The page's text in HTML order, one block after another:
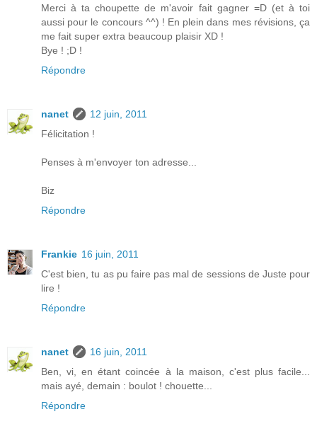
Merci à ta choupette de m'avoir fait gagner =D (et à toi
aussi pour le concours ^^) ! En plein dans mes révisions, ça
me fait super extra beaucoup plaisir XD !
Bye ! ;D !
Répondre
nanet
12 juin, 2011
Félicitation !
Penses à m'envoyer ton adresse...
Biz
Répondre
Frankie 16 juin, 2011
C'est bien, tu as pu faire pas mal de sessions de Juste pour
lire !
Répondre
nanet
16 juin, 2011
Ben, vi, en étant coincée à la maison, c'est plus facile...
mais ayé, demain : boulot ! chouette...
Répondre